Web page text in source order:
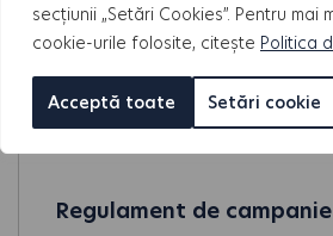
secțiunii „Setări Cookies”. Pentru
cookie-urile folosite, citește Politica
Setări cookie
Acceptă toate
Regulament campanie
Regulament de campanie